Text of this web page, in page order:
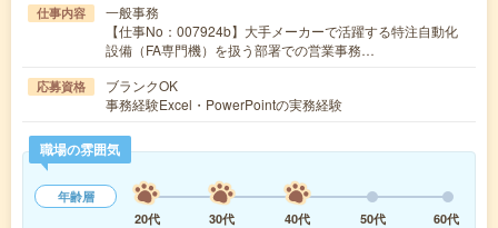
仕事内容
一般事務
【仕事No：007924b】大手メーカーで活躍する特注自動化
設備（FA専門機）を扱う部署での営業事務…
応募資格
ブランクOK
事務経験Excel・PowerPointの実務経験
職場の雰囲気
年齢層
20代
30代 40代 50代
60代